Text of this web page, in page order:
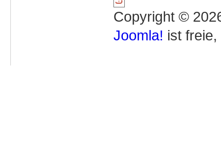
Copyright ©
Joomla! ist